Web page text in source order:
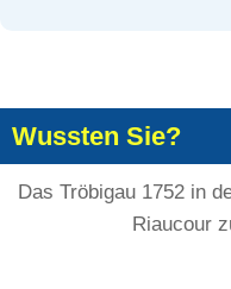
Wussten Sie?
Das Tröbigau 1752 in
Riaucour